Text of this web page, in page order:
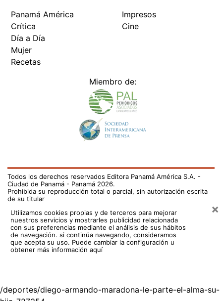
Panamá América
Crítica
Día a Día
Mujer
Recetas
Impresos
Cine
Miembro de:
Todos los derechos reservados Editora Panamá América S.A. -
Ciudad de Panamá - Panamá 2026.
Prohibida su reproducción total o parcial, sin autorización escrita
de su titular
Utilizamos cookies propias y de terceros para mejorar
nuestros servicios y mostrarles publicidad relacionada
con sus preferencias mediante el análisis de sus hábitos
de navegación. si continúa navegando, consideramos
que acepta su uso. Puede cambiar la configuración u
obtener más información aquí
×
/deportes/diego-armando-maradona-le-parte-el-alma-su-